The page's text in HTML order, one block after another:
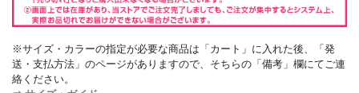
※サイズ・カラーの指定が必要な商品は「カート」に入れた後、「発
送・支払方法」のページがありますので、そちらの「備考」欄にてご連
絡ください。